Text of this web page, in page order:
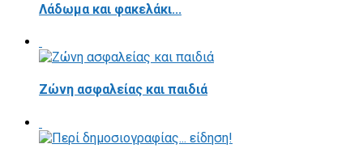
Λάδωμα και φακελάκι...
Ζώνη ασφαλείας και παιδιά